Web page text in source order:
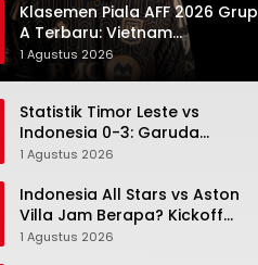
Klasemen Piala AFF 2026 Grup
A Terbaru: Vietnam
Memimpin, Indonesia Turun ke
Posisi Tiga
1 Agustus 2026
Statistik Timor Leste vs
Indonesia 0-3: Garuda
Menang Besar Setelah
1 Agustus 2026
Indonesia All Stars vs Aston
Villa Jam Berapa? Kickoff
20.00 WIB dan Cara Nonton
1 Agustus 2026